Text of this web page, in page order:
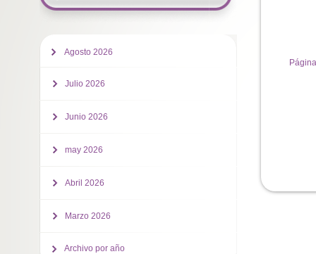
Agosto 2026
Julio 2026
Junio 2026
may 2026
Abril 2026
Marzo 2026
Archivo por año